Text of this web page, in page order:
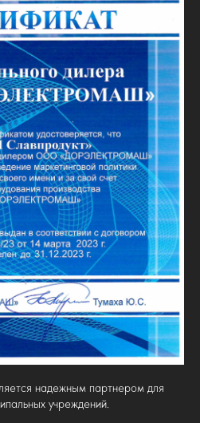
надежным партнером для
учреждений.